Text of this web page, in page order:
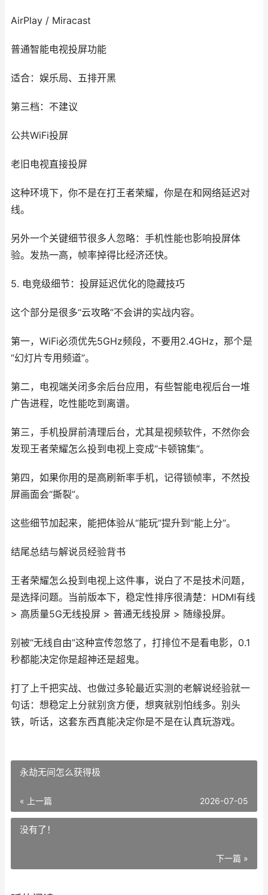
AirPlay / Miracast
普通智能电视投屏功能
适合：娱乐局、五排开黑
第三档：不建议
公共WiFi投屏
老旧电视直接投屏
这种环境下，你不是在打王者荣耀，你是在和网络延迟对
线。
另外一个关键细节很多人忽略：手机性能也影响投屏体
验。发热一高，帧率掉得比经济还快。
5. 电竞级细节：投屏延迟优化的隐藏技巧
这个部分是很多“云攻略”不会讲的实战内容。
第一，WiFi必须优先5GHz频段，不要用2.4GHz，那个是
“幻灯片专用频道”。
第二，电视端关闭多余后台应用，有些智能电视后台一堆
广告进程，吃性能吃到离谱。
第三，手机投屏前清理后台，尤其是视频软件，不然你会
发现王者荣耀怎么投到电视上变成“卡顿锦集”。
第四，如果你用的是高刷新率手机，记得锁帧率，不然投
屏画面会“撕裂”。
这些细节加起来，能把体验从“能玩”提升到“能上分”。
结尾总结与解说员经验背书
王者荣耀怎么投到电视上这件事，说白了不是技术问题，
是选择问题。当前版本下，稳定性排序很清楚：HDMI有线
> 高质量5G无线投屏 > 普通无线投屏 > 随缘投屏。
别被“无线自由”这种宣传忽悠了，打排位不是看电影，0.1
秒都能决定你是超神还是超鬼。
打了上千把实战、也做过多轮最近实测的老解说经验就一
句话：想稳定上分就别贪方便，想爽就别怕线多。别头
铁，听话，这套东西真能决定你是不是在认真玩游戏。
永劫无间怎么获得极
« 上一篇 2026-07-05
没有了！
下一篇 »